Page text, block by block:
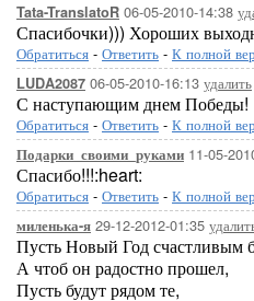
Tata-TranslatoR 06-05-2010-14:38
Спасибочки))) Хороших
Обратиться - Ответить - К полной
LUDA2087 06-05-2010-16:13 удалить
С наступающим днем Победы!
Обратиться - Ответить - К полной
Подарки_своими_руками 11-05-
Спасибо!!!:heart:
Обратиться - Ответить - К полной
миленька-я 29-12-2012-01:35
Пусть Новый Год счастливым
А чтоб он радостно прошел,
Пусть будут рядом те,